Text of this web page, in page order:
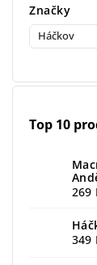
Značky
Háčkov
Top 10
269
349